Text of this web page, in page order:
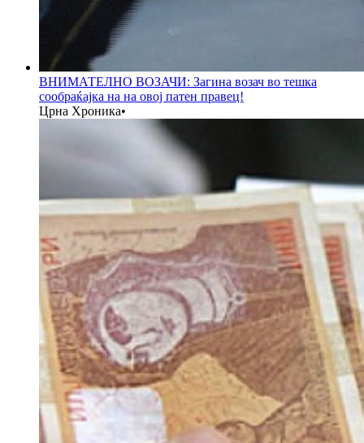
ВНИМАТЕЛНО ВОЗАЧИ: Загина возач во тешка
сообраќајка на на овој патен правец!
Црна Хроника•